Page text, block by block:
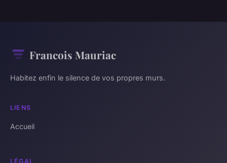
Francois Mauriac
Habitez enfin le silence de vos propres murs.
LIENS
Accueil
LÉGAL